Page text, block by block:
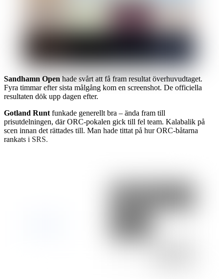
Sandhamn Open hade svårt att få fram resultat överhuvudtaget.
Fyra timmar efter sista målgång kom en screenshot. De officiella
resultaten dök upp dagen efter.
Gotland Runt funkade generellt bra – ända fram till
prisutdelningen, där ORC-pokalen gick till fel team. Kalabalik på
scen innan det rättades till. Man hade tittat på hur ORC-båtarna
rankats i SRS.